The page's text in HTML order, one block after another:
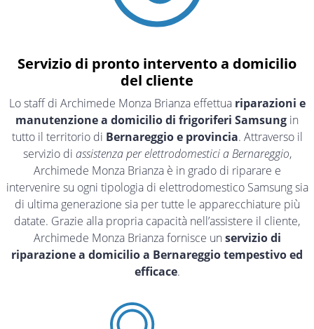
Servizio di pronto intervento a domicilio
del cliente
Lo staff di Archimede Monza Brianza effettua riparazioni e
manutenzione a domicilio di frigoriferi Samsung in
tutto il territorio di Bernareggio e provincia. Attraverso il
servizio di assistenza per elettrodomestici a Bernareggio,
Archimede Monza Brianza è in grado di riparare e
intervenire su ogni tipologia di elettrodomestico Samsung sia
di ultima generazione sia per tutte le apparecchiature più
datate. Grazie alla propria capacità nell’assistere il cliente,
Archimede Monza Brianza fornisce un servizio di
riparazione a domicilio a Bernareggio tempestivo ed
efficace.